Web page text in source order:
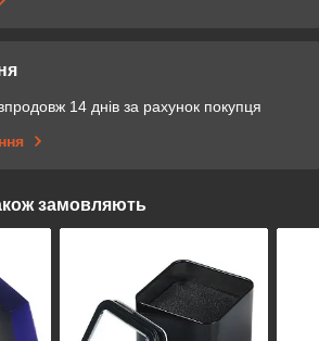
14 днів за рахунок покупця
замовляють